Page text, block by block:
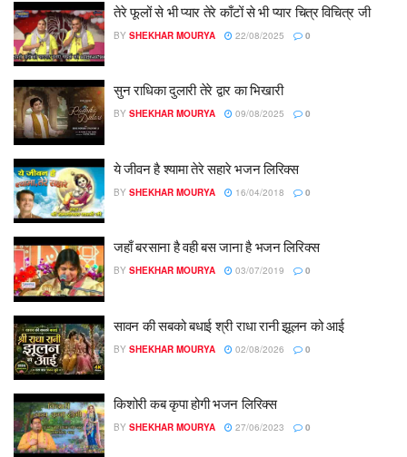
तेरे फूलों से भी प्यार तेरे काँटों से भी प्यार चित्र विचित्र जी
BY SHEKHAR MOURYA 22/08/2025 0
सुन राधिका दुलारी तेरे द्वार का भिखारी
BY SHEKHAR MOURYA 09/08/2025 0
ये जीवन है श्यामा तेरे सहारे भजन लिरिक्स
BY SHEKHAR MOURYA 16/04/2018 0
जहाँ बरसाना है वही बस जाना है भजन लिरिक्स
BY SHEKHAR MOURYA 03/07/2019 0
सावन की सबको बधाई श्री राधा रानी झूलन को आई
BY SHEKHAR MOURYA 02/08/2026 0
किशोरी कब कृपा होगी भजन लिरिक्स
BY SHEKHAR MOURYA 27/06/2023 0